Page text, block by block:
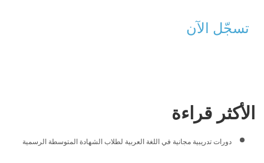
تسجّل الآن
الأكثر قراءة
دورات تدريبية مجانية في اللغة العربية لطلاب الشهادة المتوسطة الرسمية